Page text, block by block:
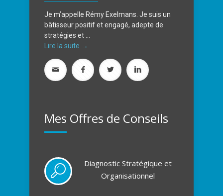
Je m’appelle Rémy Exelmans. Je suis un
bâtisseur positif et engagé, adepte de
stratégies et ...
Lire la suite →
Mes Offres de Conseils
Diagnostic Stratégique et
Organisationnel